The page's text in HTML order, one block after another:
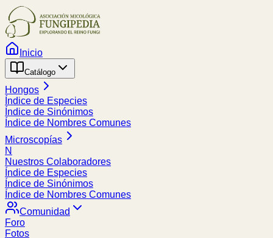
Inicio
Catálogo
Hongos
Índice de Especies
Índice de Sinónimos
Índice de Nombres Comunes
Microscopías
N
Nuestros Colaboradores
Índice de Especies
Índice de Sinónimos
Índice de Nombres Comunes
Comunidad
Foro
Fotos